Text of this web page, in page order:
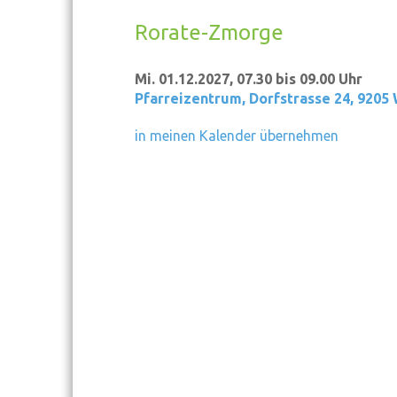
Rorate-Zmorge
Mi. 01.12.2027, 07.30 bis 09.00 Uhr
Pfarreizentrum, Dorfstrasse 24, 9205
in meinen Kalender übernehmen